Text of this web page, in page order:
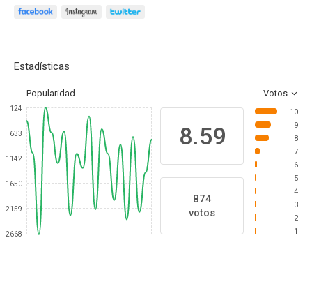
Estadísticas
Popularidad Votos
124
633
1142
1650
2159
2668
8.59
874
votos
10
9
8
7
6
5
4
3
2
1